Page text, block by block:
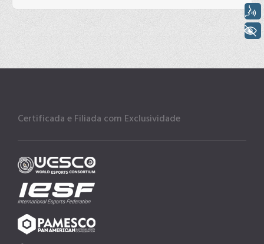
Certificada e Filiada com Exclusividade
Voz
+ Acessibilidade